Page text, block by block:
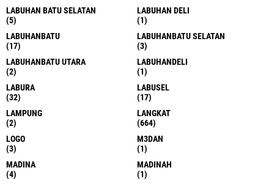
LABUHAN BATU SELATAN
(5)
LABUHAN DELI
(1)
LABUHANBATU
(17)
LABUHANBATU SELATAN
(3)
LABUHANBATU UTARA
(2)
LABUHANDELI
(1)
LABURA
(32)
LABUSEL
(17)
LAMPUNG
(2)
LANGKAT
(664)
LOGO
(3)
M3DAN
(1)
MADINA
(4)
MADINAH
(1)